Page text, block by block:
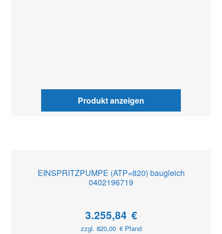
Produkt anzeigen
EINSPRITZPUMPE (ATP=820) baugleich
0402196719
3.255,84 €
zzgl. 820,00 €Pfand